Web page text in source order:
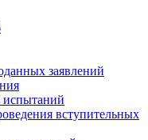
заявлений
испытаний
вступительных